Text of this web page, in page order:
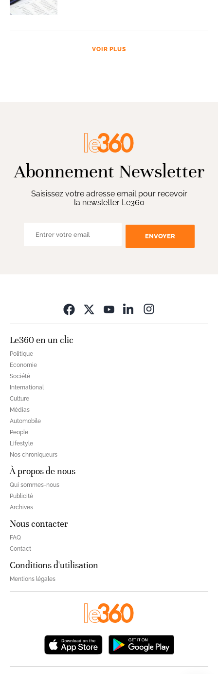
VOIR PLUS
Abonnement Newsletter
Saisissez votre adresse email pour recevoir
la newsletter Le360
ENVOYER
Le360 en un clic
Politique
Economie
Société
International
Culture
Médias
Automobile
People
Lifestyle
Nos chroniqueurs
À propos de nous
Qui sommes-nous
Publicité
Archives
Nous contacter
FAQ
Contact
Conditions d'utilisation
Mentions légales